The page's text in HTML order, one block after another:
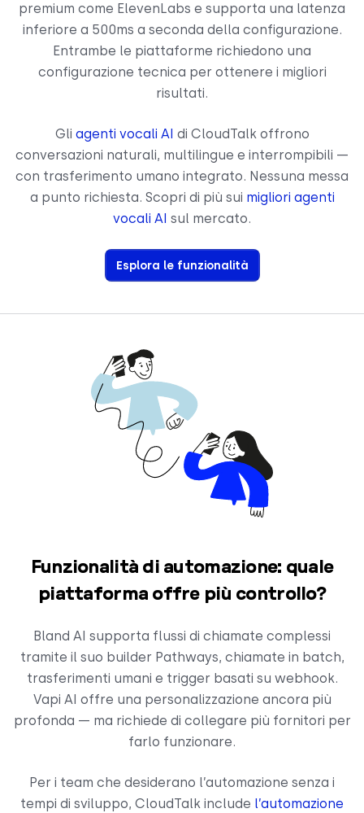
premium come ElevenLabs e supporta una latenza
inferiore a 500ms a seconda della configurazione.
Entrambe le piattaforme richiedono una
configurazione tecnica per ottenere i migliori
risultati.
Gli agenti vocali AI di CloudTalk offrono
conversazioni naturali, multilingue e interrompibili —
con trasferimento umano integrato. Nessuna messa
a punto richiesta. Scopri di più sui migliori agenti
vocali AI sul mercato.
Esplora le funzionalità
Funzionalità di automazione: quale
piattaforma offre più controllo?
Bland AI supporta flussi di chiamate complessi
tramite il suo builder Pathways, chiamate in batch,
trasferimenti umani e trigger basati su webhook.
Vapi AI offre una personalizzazione ancora più
profonda — ma richiede di collegare più fornitori per
farlo funzionare.
Per i team che desiderano l’automazione senza i
tempi di sviluppo, CloudTalk include l’automazione